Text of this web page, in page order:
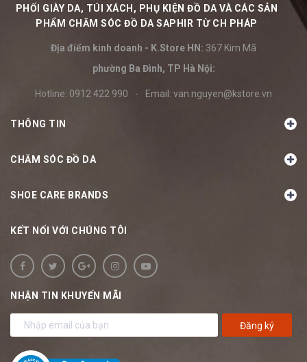
PHỐI GIÀY DA, TÚI XÁCH, PHỤ KIỆN ĐỒ DA VÀ CÁC SẢN
PHẨM CHĂM SÓC ĐỒ DA SAPHIR TỪ CH PHÁP
Địa điểm kinh doanh - K.Store HN: 367 Kim Mã
phường Ba Đình, TP Hà Nội:
Hotline: 0912 422 990 - Email: van.nguyen@kstore.vn
THÔNG TIN
CHĂM SÓC ĐỒ DA
SHOE CARE BRANDS
KẾT NỐI VỚI CHÚNG TÔI
NHẬN TIN KHUYẾN MÃI
Đăng ký